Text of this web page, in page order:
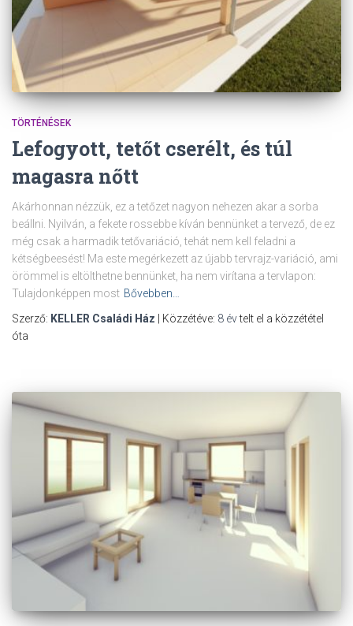
TÖRTÉNÉSEK
Lefogyott, tetőt cserélt, és túl
magasra nőtt
Akárhonnan nézzük, ez a tetőzet nagyon nehezen akar a sorba
beállni. Nyilván, a fekete rossebbe kíván bennünket a tervező, de ez
még csak a harmadik tetővariáció, tehát nem kell feladni a
kétségbeesést! Ma este megérkezett az újabb tervrajz-variáció, ami
örömmel is eltölthetne bennünket, ha nem virítana a tervlapon:
Tulajdonképpen most Bővebben…
Szerző: KELLER Családi Ház | Közzétéve: 8 évtelt el a közzététel
óta